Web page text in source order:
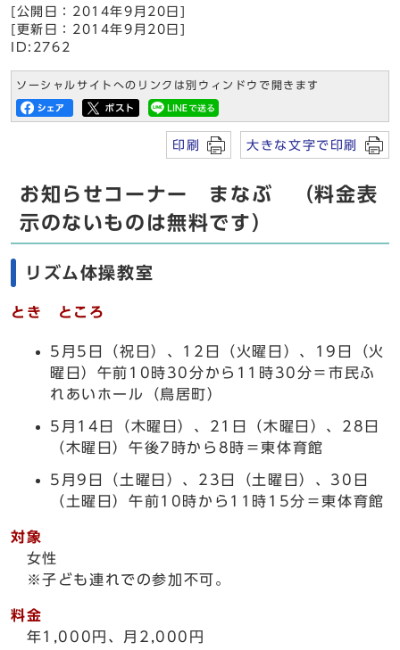
[公開日：2014年9月20日]
[更新日：2014年9月20日]
ID:2762
ソーシャルサイトへのリンクは別ウィンドウで開きます
印刷 大きな文字で印刷
お知らせコーナー まなぶ （料金表
示のないものは無料です）
リズム体操教室
とき ところ
5月5日（祝日）、12日（火曜日）、19日（火
曜日）午前10時30分から11時30分＝市民ふ
れあいホール（鳥居町）
5月14日（木曜日）、21日（木曜日）、28日
（木曜日）午後7時から8時＝東体育館
5月9日（土曜日）、23日（土曜日）、30日
（土曜日）午前10時から11時15分＝東体育館
対象
女性
※子ども連れでの参加不可。
料金
年1,000円、月2,000円